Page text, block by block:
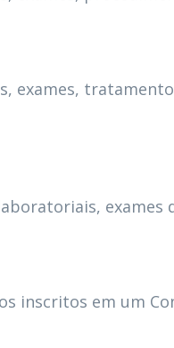
exames,
exames
inscritos em um